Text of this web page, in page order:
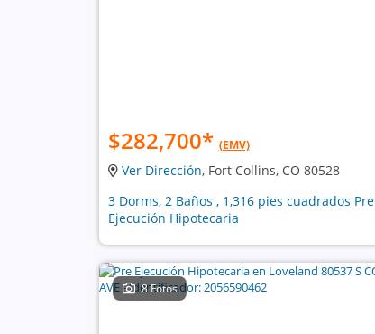
$282,700* (EMV)
Ver Dirección, Fort Collins, CO 80528
3 Dorms, 2 Baños , 1,316 pies cuadrados Pre
Ejecución Hipotecaria
8 Fotos